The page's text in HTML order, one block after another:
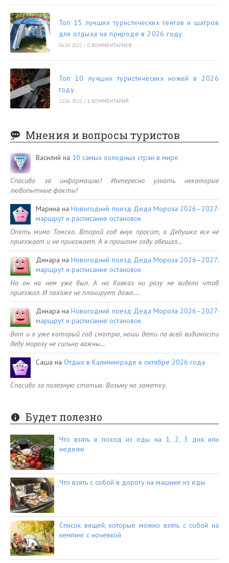
Топ 15 лучших туристических тентов и шатров
для отдыха на природе в 2026 году
06.08.2022 / 0 КОММЕНТАРИЕВ
Топ 10 лучших туристических ножей в 2026
году
22.06.2022 / 1 КОММЕНТАРИЙ
Мнения и вопросы туристов
Василий на 10 самых холодных стран в мире
Спасибо за информацию! Интересно узнать некоторые
любопытные факты!
Марина наНовогодний поезд Деда Мороза 2026–2027:
маршрут и расписание остановок
Опять мимо Томска. Второй год внук просит, а Дедушка все не
приезжает и не приезжает. А в прошлом году обещал…
Динара наНовогодний поезд Деда Мороза 2026–2027:
маршрут и расписание остановок
Но он на нем уже был. А на Кавказ ни разу не видела чтоб
приезжал. И похоже не планирует даже.…
Динара наНовогодний поезд Деда Мороза 2026–2027:
маршрут и расписание остановок
Вот и я уже который год смотрю, наши дети по всей видимости
деду морозу не сильно важны…
Саша на Отдых в Калининграде в октябре 2026 года
Спасибо за полезную статью. Возьму на заметку.
Будет полезно
Что взять в поход из еды на 1, 2, 3 дня или
неделю
Что взять с собой в дорогу на машине из еды
Список вещей, которые можно взять с собой на
кемпинг с ночевкой